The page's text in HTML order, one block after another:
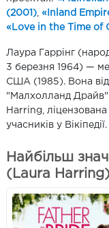
(2001) «Inland
«Love in the Time of
Лаура Гаррінг
3 березня 1964) —
США (1985). Вона
"Малхолланд Драйв".
Harring,
учасників у Вікіпедії.
Найбільш
(Laura Harring)